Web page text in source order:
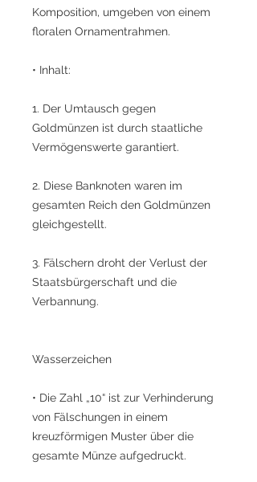
Komposition, umgeben von einem
floralen Ornamentrahmen.
• Inhalt:
1. Der Umtausch gegen
Goldmünzen ist durch staatliche
Vermögenswerte garantiert.
2. Diese Banknoten waren im
gesamten Reich den Goldmünzen
gleichgestellt.
3. Fälschern droht der Verlust der
Staatsbürgerschaft und die
Verbannung.
Wasserzeichen
• Die Zahl „10“ ist zur Verhinderung
von Fälschungen in einem
kreuzförmigen Muster über die
gesamte Münze aufgedruckt.